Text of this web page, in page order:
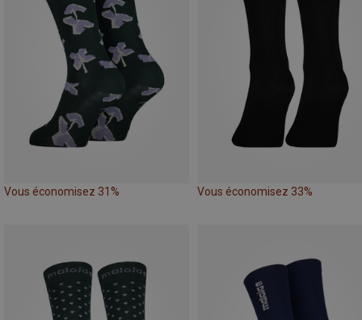
Vous économisez 31% Vous économisez 33%